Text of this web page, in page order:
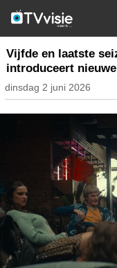
streaming
Vijfde en laatste
introduceert
dinsdag 2 juni 2026